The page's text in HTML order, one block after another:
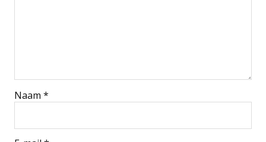
Naam *